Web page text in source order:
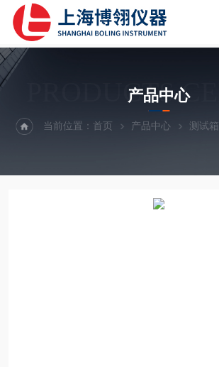
PRODUCTS
产品中心
当前位置：首页 产品中心 测试